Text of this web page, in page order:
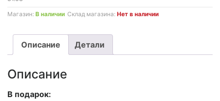
Магазин: В наличии Склад магазина: Нет в наличии
Описание Детали
Описание
В подарок: